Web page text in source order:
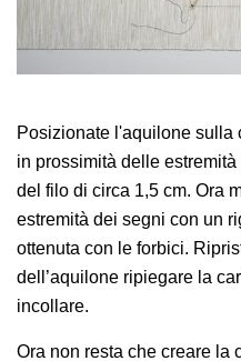
Posizionate l'aquilone sulla
in prossimità delle
del filo di circa 1,5 cm. Ora
estremità dei segni con un
ottenuta con le forbici.
dell’aquilone ripiegare la
incollare.
Ora non resta che creare la